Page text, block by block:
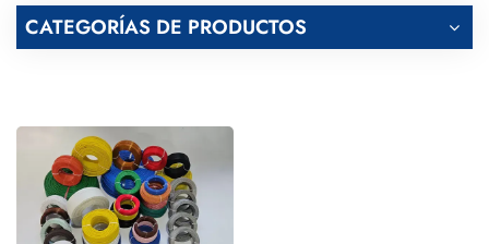
Italiano
CATEGORÍAS DE PRODUCTOS